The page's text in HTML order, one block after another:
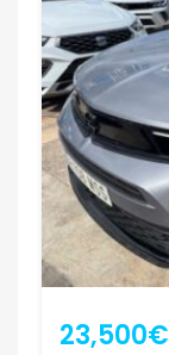
23,500€